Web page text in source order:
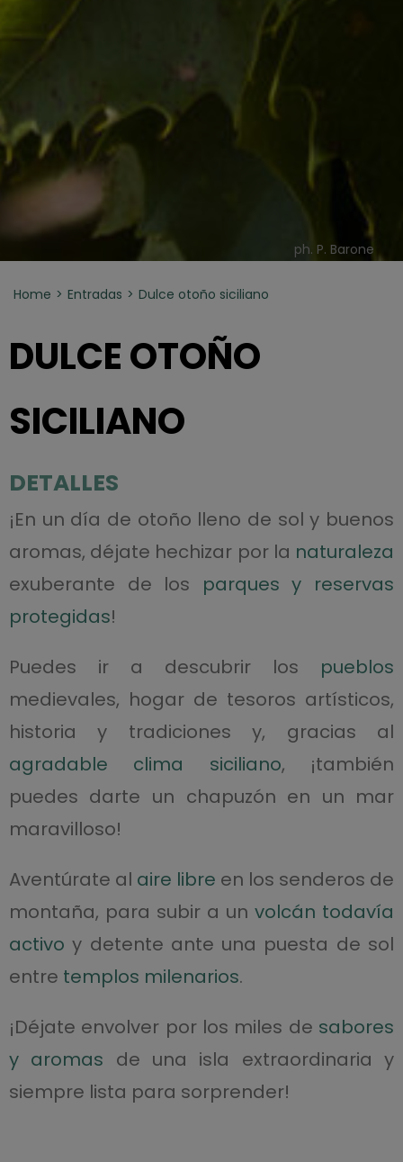
ph. P. Barone
Home Entradas Dulce otoño siciliano
DULCE OTOÑO
SICILIANO
DETALLES
¡En un día de otoño lleno de sol y buenos
aromas, déjate hechizar por la naturaleza
exuberante de los parques y reservas
protegidas!
Puedes ir a descubrir los pueblos
medievales, hogar de tesoros artísticos,
historia y tradiciones y, gracias al
agradable clima siciliano, ¡también
puedes darte un chapuzón en un mar
maravilloso!
Aventúrate al aire libre en los senderos de
montaña, para subir a unvolcán todavía
activo y detente ante una puesta de sol
entre templos milenarios.
¡Déjate envolver por los miles de sabores
y aromas de una isla extraordinaria y
siempre lista para sorprender!